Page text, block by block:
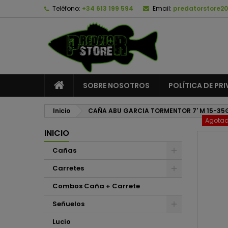
Teléfono: +34 613 199 594 Email:
SOBRE NOSOTROS POLÍTICA DE
Inicio CAÑA ABU GARCIA TORMENTOR 7' M 15-
INICIO
Cañas
Carretes
Combos Caña + Carrete
Señuelos
Lucio